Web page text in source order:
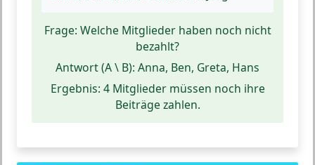
Frage: Welche Mitglieder haben noch nicht
bezahlt?
Antwort (A \ B): Anna, Ben, Greta, Hans
Ergebnis: 4 Mitglieder müssen noch ihre
Beiträge zahlen.